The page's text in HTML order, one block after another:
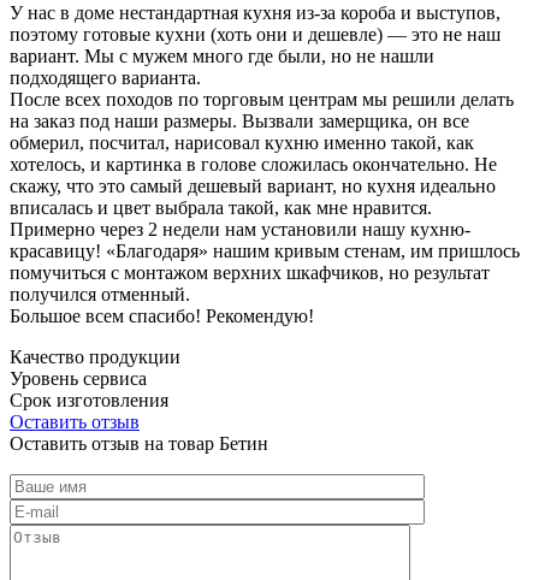
У нас в доме нестандартная кухня из-за короба и выступов,
поэтому готовые кухни (хоть они и дешевле) — это не наш
вариант. Мы с мужем много где были, но не нашли
подходящего варианта.
После всех походов по торговым центрам мы решили делать
на заказ под наши размеры. Вызвали замерщика, он все
обмерил, посчитал, нарисовал кухню именно такой, как
хотелось, и картинка в голове сложилась окончательно. Не
скажу, что это самый дешевый вариант, но кухня идеально
вписалась и цвет выбрала такой, как мне нравится.
Примерно через 2 недели нам установили нашу кухню-
красавицу! «Благодаря» нашим кривым стенам, им пришлось
помучиться с монтажом верхних шкафчиков, но результат
получился отменный.
Большое всем спасибо! Рекомендую!
Качество продукции
Уровень сервиса
Срок изготовления
Оставить отзыв
Оставить отзыв на товар Бетин